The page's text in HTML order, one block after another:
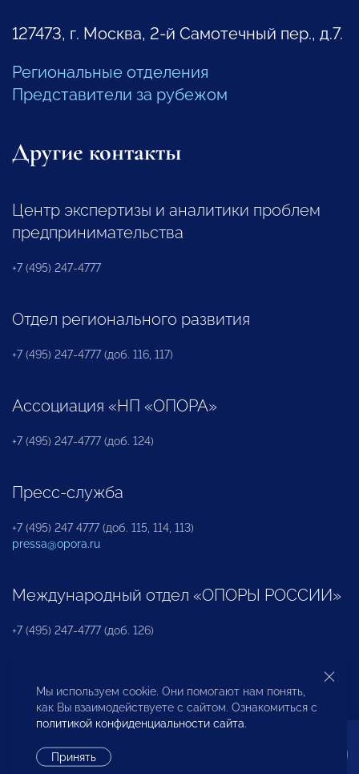
127473, г. Москва, 2-й Самотечный пер., д.7.
Региональные отделения
Представители за рубежом
Другие контакты
Центр экспертизы и аналитики проблем
предпринимательства
+7 (495) 247-4777
Отдел регионального развития
+7 (495) 247-4777 (доб. 116, 117)
Ассоциация «НП «ОПОРА»
+7 (495) 247-4777 (доб. 124)
Пресс-служба
+7 (495) 247 4777 (доб. 115, 114, 113)
pressa@opora.ru
Международный отдел «ОПОРЫ РОССИИ»
+7 (495) 247-4777 (доб. 126)
Бюро по защите прав предпринимателей и
инвесторов
Мы используем cookie. Они помогают нам понять,
как Вы взаимодействуете с сайтом. Ознакомиться с
политикой конфиденциальности сайта.
Принять